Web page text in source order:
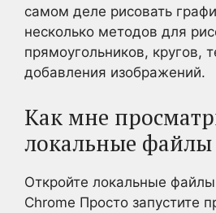
самом деле рисовать
несколько методов для
прямоугольников, кругов,
добавления изображений.
Как мне
локальные
Откройте локальные
Chrome Просто запустите